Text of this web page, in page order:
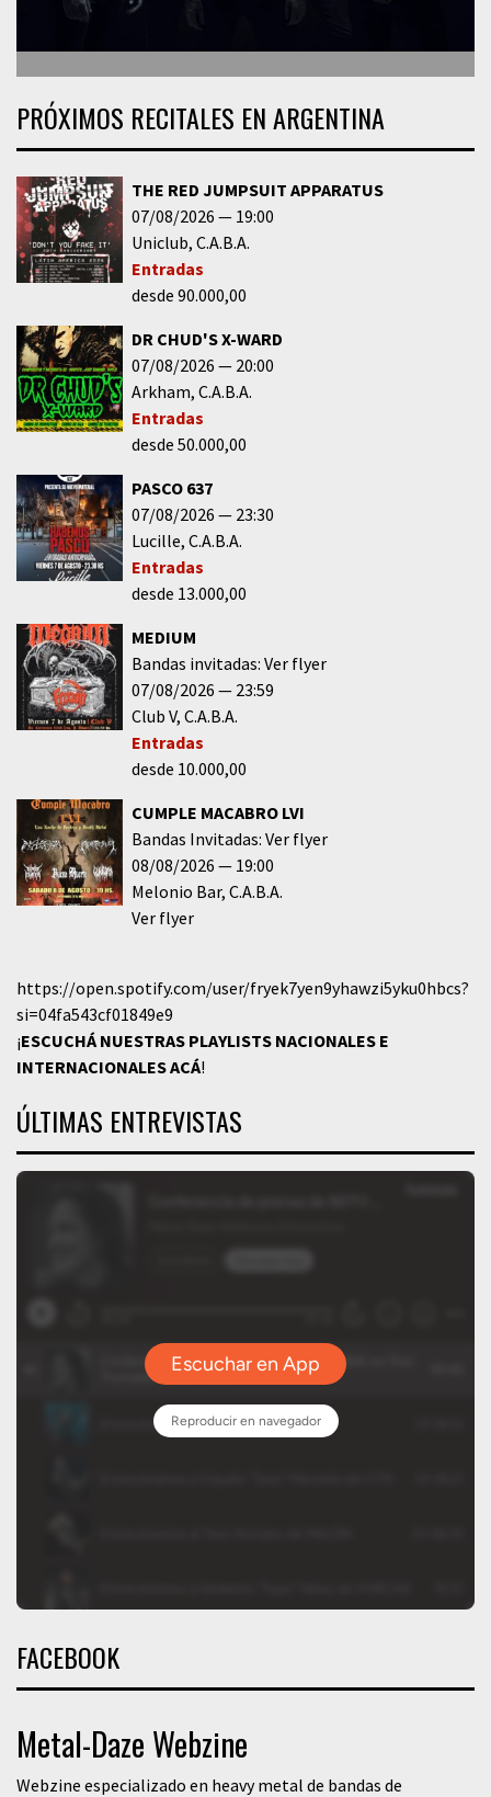
PRÓXIMOS RECITALES EN ARGENTINA
THE RED JUMPSUIT APPARATUS
07/08/2026
19:00
Uniclub C.A.B.A.
Entradas
desde 90.000,00
DR CHUD'S X-WARD
07/08/2026
20:00
Arkham C.A.B.A.
Entradas
desde 50.000,00
PASCO 637
07/08/2026
23:30
Lucille C.A.B.A.
Entradas
desde 13.000,00
MEDIUM
Bandas invitadas: Ver flyer
07/08/2026
23:59
Club V C.A.B.A.
Entradas
desde 10.000,00
CUMPLE MACABRO LVI
Bandas Invitadas: Ver flyer
08/08/2026
19:00
Melonio Bar C.A.B.A.
Ver flyer
https://open.spotify.com/user/fryek7yen9yhawzi5yku0hbcs?
si=04fa543cf01849e9
¡ESCUCHÁ NUESTRAS PLAYLISTS NACIONALES E
INTERNACIONALESACÁ!
ÚLTIMAS ENTREVISTAS
FACEBOOK
Metal-Daze Webzine
Webzine especializado en heavy metal de bandas de